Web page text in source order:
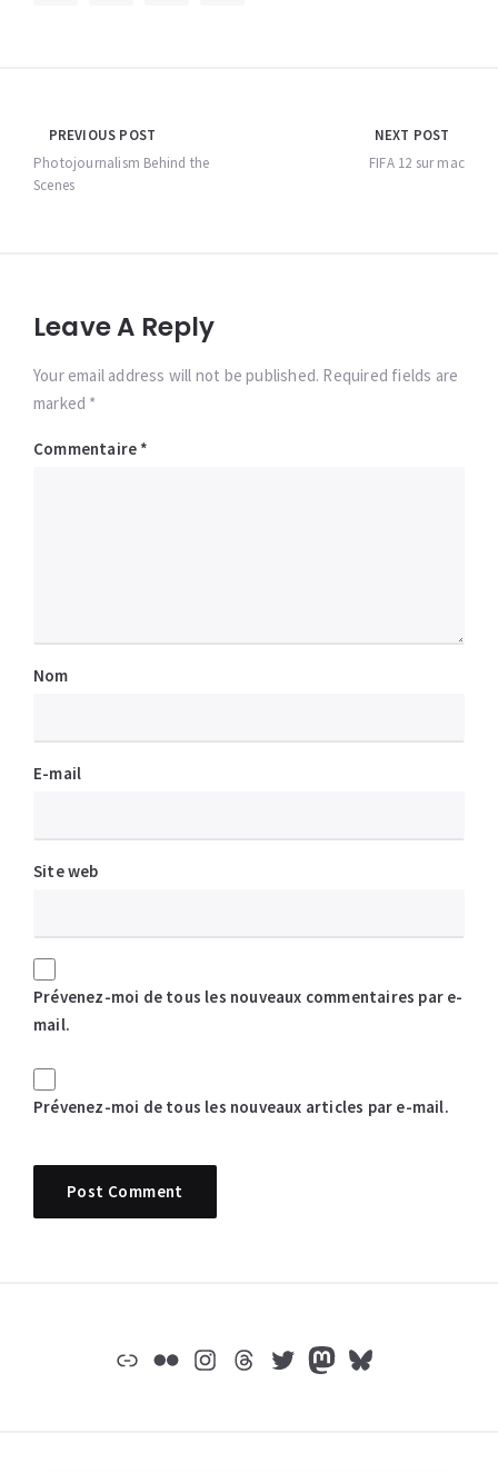
Navigation
de
PREVIOUS POST
Photojournalism Behind the
Scenes
NEXT POST
FIFA 12 sur mac
Leave A Reply
Your email address will not be published. Required fields are
marked *
Commentaire *
Nom
E-mail
Site web
Prévenez-moi de tous les nouveaux commentaires par e-
mail.
Prévenez-moi de tous les nouveaux articles par e-mail.
LienFlickrInstagram
Threads
Twitter
Mastodon
Bluesky